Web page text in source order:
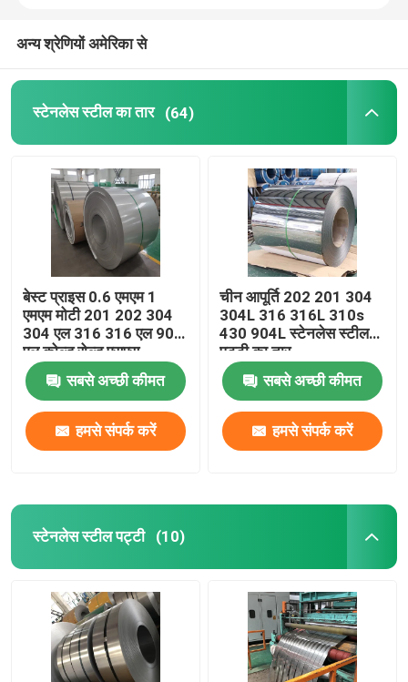
स्टेनलेस स्टील एच बीम
स्टेनलेस स्टील सजावटी पाइप
स्टेनलेस स्टील सीमलेस ट्यूब
स्टेनलेस स्टील स्क्वायर बार
स्टेनलेस स्टील फ्लैट बार
अन्य श्रेणियों अमेरिका से
स्टेनलेस स्टील का तार (64)
बेस्ट प्राइस 0.6 एमएम 1
एमएम मोटी 201 202 304
304 एल 316 316 एल 904
एल कोल्ड रोल्ड एसएस
स्टेनलेस स्टील कॉइल्स शीट
सबसे अच्छी कीमत
हमसे संपर्क करें
चीन आपूर्ति 202 201 304
304L 316 316L 310s
430 904L स्टेनलेस स्टील
पट्टी का तार
सबसे अच्छी कीमत
हमसे संपर्क करें
स्टेनलेस स्टील पट्टी (10)